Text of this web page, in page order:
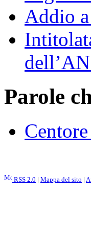
Addio
Parole
RSS 2.0 | Mappa del sito |